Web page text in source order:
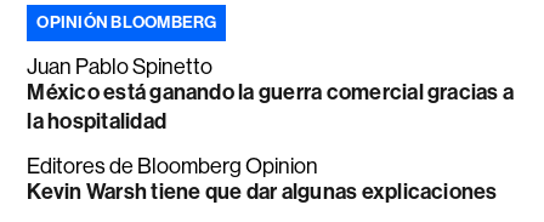
OPINIÓN BLOOMBERG
Juan Pablo Spinetto
México está ganando la guerra comercial gracias a
la hospitalidad
Editores de Bloomberg Opinion
Kevin Warsh tiene que dar algunas explicaciones